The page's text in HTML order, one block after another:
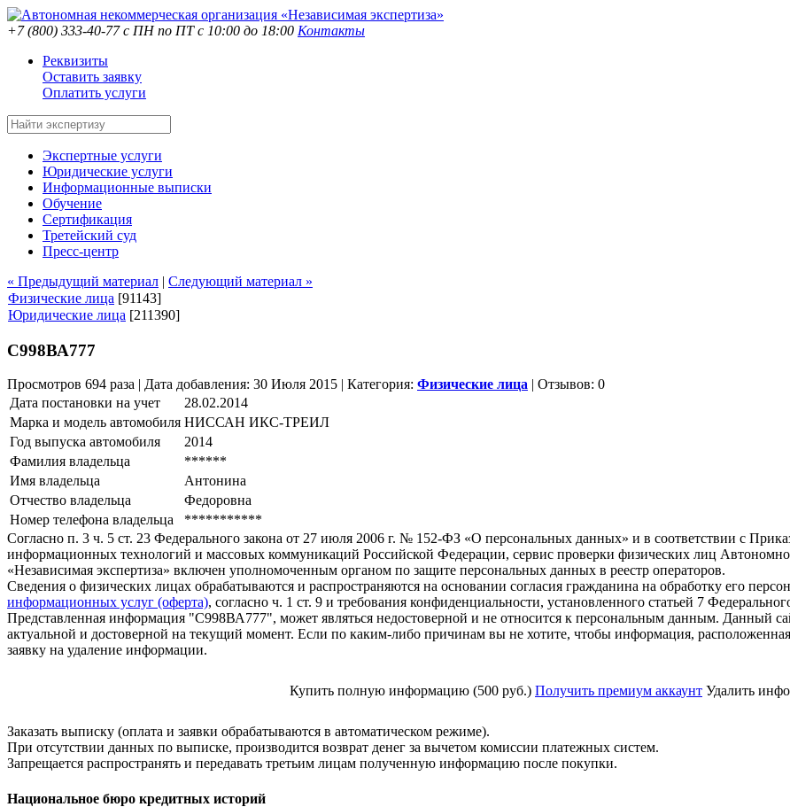
+7 (800) 333-40-77с ПН по ПТ с 10:00 до 18:00 Контакты
Реквизиты
Оставить заявку
Оплатить услуги
Экспертные услуги
Юридические услуги
Информационные выписки
Обучение
Сертификация
Третейский суд
Пресс-центр
« Предыдущий материал | Следующий материал »
Физические лица [91143]
Юридические лица [211390]
С998ВА777
Просмотров 694 раза | Дата добавления: 30 Июля 2015 | Категория: Физические лица | Отзывов: 0
Дата постановки на учет
28.02.2014
Марка и модель автомобиля НИССАН ИКС-ТРЕИЛ
Год выпуска автомобиля
2014
Фамилия владельца
******
Имя владельца
Антонина
Отчество владельца
Федоровна
Номер телефона владельца
***********
Согласно п. 3 ч. 5 ст. 23 Федерального закона от 27 июля 2006 г. № 152-ФЗ «О персональных данных» и в соответствии с
информационных технологий и массовых коммуникаций Российской Федерации, сервис проверки физических лиц
«Независимая экспертиза» включен уполномоченным органом по защите персональных данных в реестр операторов.
Сведения о физических лицах обрабатываются и распространяются на основании согласия гражданина на обработку его
информационных услуг (оферта), согласно ч. 1 ст. 9 и требования конфиденциальности, установленного статьей 7
Представленная информация "С998ВА777", может являться недостоверной и не относится к персональным данным. Данный
актуальной и достоверной на текущий момент. Если по каким-либо причинам вы не хотите, чтобы информация,
заявку на удаление информации.
Купить полную информацию (500 руб.) Получить премиум аккаунт Удалить
Заказать выписку (оплата и заявки обрабатываются в автоматическом режиме).
При отсутствии данных по выписке, производится возврат денег за вычетом комиссии платежных систем.
Запрещается распространять и передавать третьим лицам полученную информацию после покупки.
Национальное бюро кредитных историй